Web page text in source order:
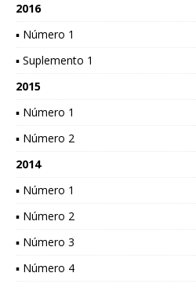
2016
▪ Número 1
▪ Suplemento 1
2015
▪ Número 1
▪ Número 2
2014
▪ Número 1
▪ Número 2
▪ Número 3
▪ Número 4